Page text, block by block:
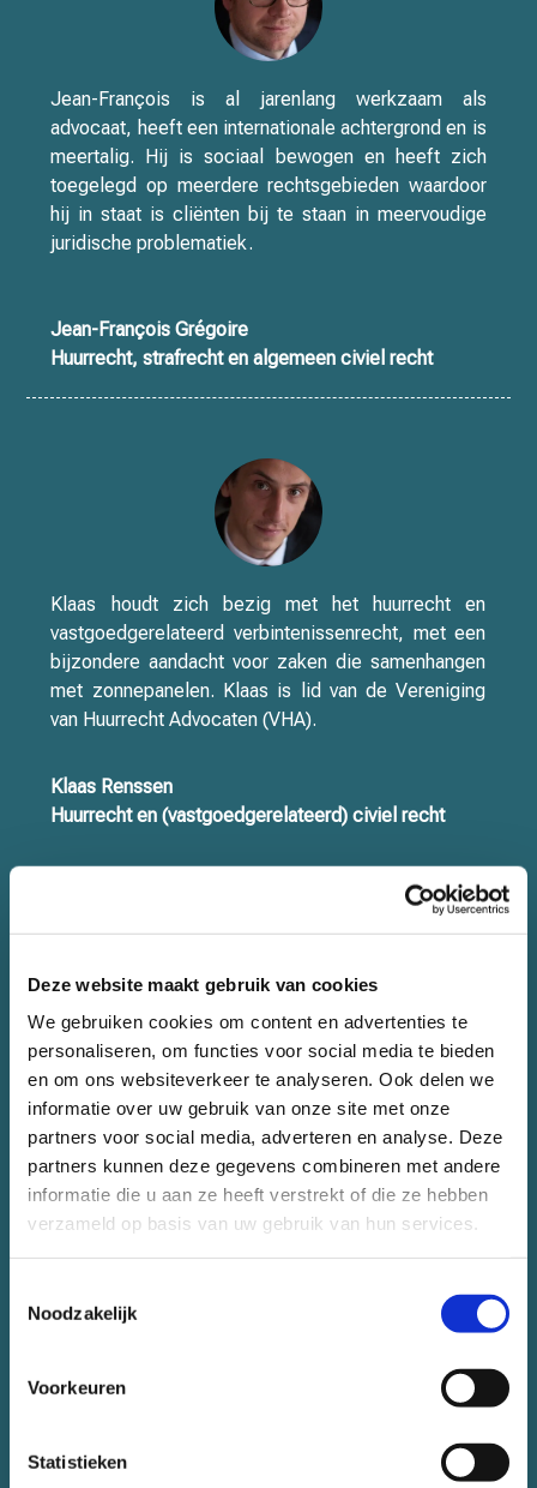
Deze website maakt gebruik van cookies
We gebruiken cookies om content en advertenties te
personaliseren, om functies voor social media te bieden
en om ons websiteverkeer te analyseren. Ook delen we
informatie over uw gebruik van onze site met onze
partners voor social media, adverteren en analyse. Deze
partners kunnen deze gegevens combineren met andere
informatie die u aan ze heeft verstrekt of die ze hebben
verzameld op basis van uw gebruik van hun services.
Noodzakelijk
Voorkeuren
Statistieken
Jean-François is al jarenlang werkzaam als
advocaat, heeft een internationale achtergrond en is
meertalig. Hij is sociaal bewogen en heeft zich
toegelegd op meerdere rechtsgebieden waardoor
hij in staat is cliënten bij te staan in meervoudige
juridische problematiek.
Jean-François Grégoire
Huurrecht, strafrecht en algemeen civiel recht
Klaas houdt zich bezig met het huurrecht en
vastgoedgerelateerd verbintenissenrecht, met een
bijzondere aandacht voor zaken die samenhangen
met zonnepanelen. Klaas is lid van de Vereniging
van Huurrecht Advocaten (VHA).
Klaas Renssen
Huurrecht en (vastgoedgerelateerd) civiel recht
Fleur is afgestudeerd in de richtingen strafrecht en
jeugdrecht en zij heeft tijdens haar studie
verschillende stages gelopen bij
advocatenkantoren, waaronder bij VIER advocaten.
enthousiasme zelf werkzaam is als betrokken
Fleur Meershoek